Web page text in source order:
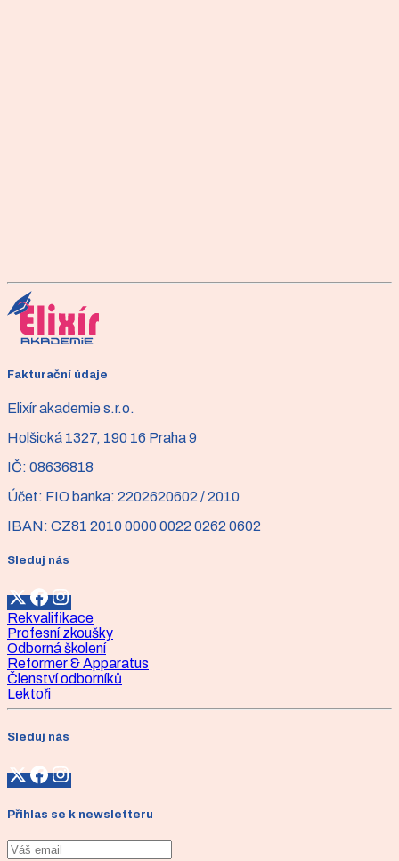
skupinovou lekci
Šablona ke stažení
Fakturační údaje
Elixír akademie s.r.o.
Holšická 1327, 190 16 Praha 9
IČ: 08636818
Účet: FIO banka: 2202620602 / 2010
IBAN: CZ81 2010 0000 0022 0262 0602
Sleduj nás
Rekvalifikace
Profesní zkoušky
Odborná školení
Reformer & Apparatus
Členství odborníků
Lektoři
Sleduj nás
Přihlas se k newsletteru